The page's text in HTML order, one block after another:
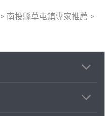
> 南投縣草屯鎮專家推薦 >